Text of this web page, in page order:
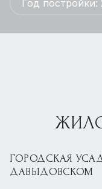
Год постройки:
ГОРОДСКАЯ
ДАВЫДОВСКОМ